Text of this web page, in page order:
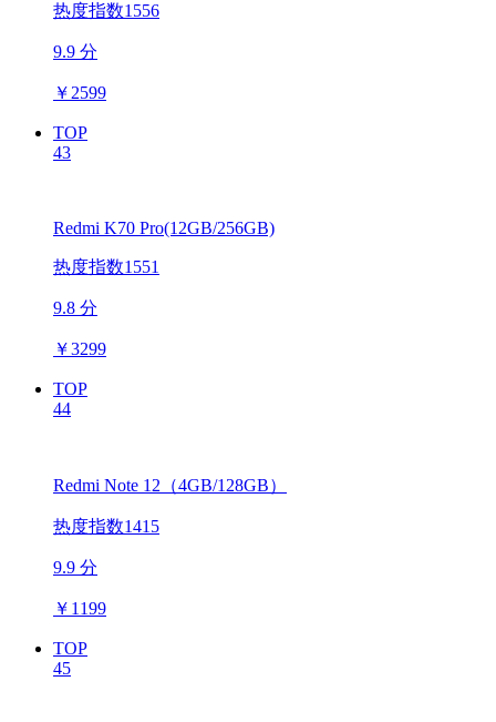
热度指数1556
9.9 分
￥ 2599
TOP
43
Redmi K70 Pro(12GB/256GB)
热度指数1551
9.8 分
￥3299
TOP
44
Redmi Note 12（4GB/128GB）
热度指数1415
9.9 分
￥ 1199
TOP
45